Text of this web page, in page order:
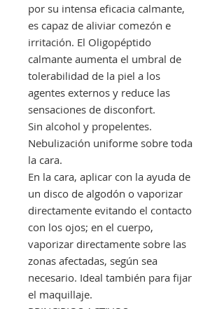
por su intensa eficacia calmante,
es capaz de aliviar comezón e
irritación. El Oligopéptido
calmante aumenta el umbral de
tolerabilidad de la piel a los
agentes externos y reduce las
sensaciones de disconfort.
Sin alcohol y propelentes.
Nebulización uniforme sobre toda
la cara.
En la cara, aplicar con la ayuda de
un disco de algodón o vaporizar
directamente evitando el contacto
con los ojos; en el cuerpo,
vaporizar directamente sobre las
zonas afectadas, según sea
necesario. Ideal también para fijar
el maquillaje.